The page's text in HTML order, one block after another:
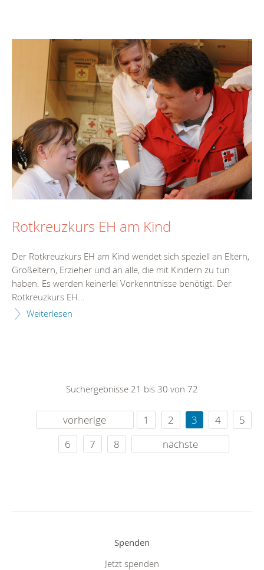
Rotkreuzkurs EH am Kind
Der Rotkreuzkurs EH am Kind wendet sich speziell an Eltern,
Großeltern, Erzieher und an alle, die mit Kindern zu tun
haben. Es werden keinerlei Vorkenntnisse benötigt. Der
Rotkreuzkurs EH...
Weiterlesen
Suchergebnisse 21 bis 30 von 72
vorherige 1 2 3 4
5
6
7 8 nächste
Spenden
Jetzt spenden